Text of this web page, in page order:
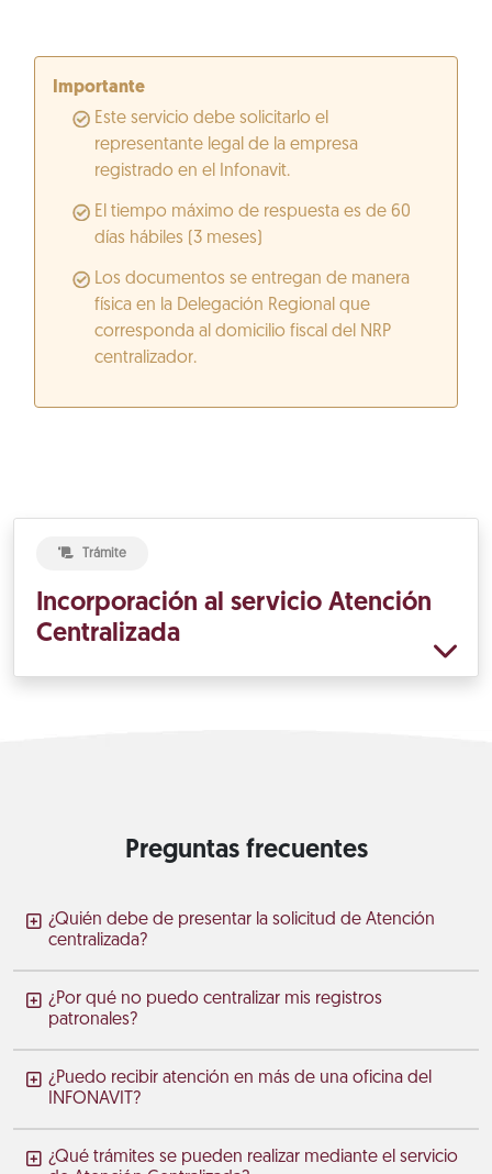
Importante
Este servicio debe solicitarlo el
representante legal de la empresa
registrado en el Infonavit.
El tiempo máximo de respuesta es de 60
días hábiles (3 meses)
Los documentos se entregan de manera
física en la Delegación Regional que
corresponda al domicilio fiscal del NRP
centralizador.
Trámite
Incorporación al servicio Atención
Centralizada
Preguntas frecuentes
¿Quién debe de presentar la solicitud de Atención
centralizada?
¿Por qué no puedo centralizar mis registros
patronales?
¿Puedo recibir atención en más de una oficina del
INFONAVIT?
¿Qué trámites se pueden realizar mediante el servicio